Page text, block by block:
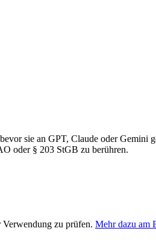
sie an GPT, Claude oder Gemini
oder § 203 StGB zu berühren.
zu prüfen. Mehr dazu am